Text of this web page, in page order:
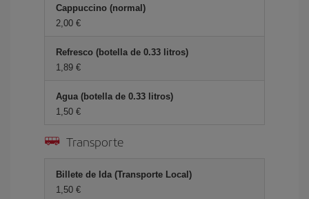
Cappuccino (normal)
2,00 €
Refresco (botella de 0.33 litros)
1,89 €
Agua (botella de 0.33 litros)
1,50 €
Transporte
Billete de Ida (Transporte Local)
1,50 €